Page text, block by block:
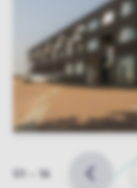
Slide
VORIGE